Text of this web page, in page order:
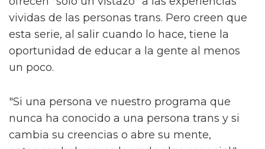
El jefe de la serie High School
Musical habla sobre la trama queer
de la serie
Sam Smith se sincera sobre su nueva
Alex dice que los ocho episodios de la serie
ofrecen "solo un vistazo" a las experiencias